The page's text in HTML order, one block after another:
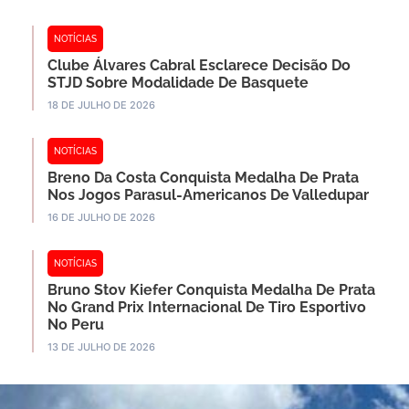
NOTÍCIAS
Clube Álvares Cabral Esclarece Decisão Do
STJD Sobre Modalidade De Basquete
18 DE JULHO DE 2026
NOTÍCIAS
Breno Da Costa Conquista Medalha De Prata
Nos Jogos Parasul-Americanos De Valledupar
16 DE JULHO DE 2026
NOTÍCIAS
Bruno Stov Kiefer Conquista Medalha De Prata
No Grand Prix Internacional De Tiro Esportivo
No Peru
13 DE JULHO DE 2026